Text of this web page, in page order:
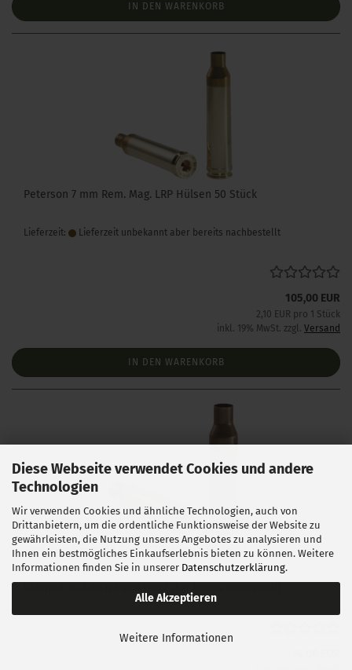
Diese Webseite verwendet Cookies und andere
Technologien
Wir verwenden Cookies und ähnliche Technologien, auch von
Drittanbietern, um die ordentliche Funktionsweise der Website zu
gewährleisten, die Nutzung unseres Angebotes zu analysieren und
Ihnen ein bestmögliches Einkaufserlebnis bieten zu können. Weitere
Informationen finden Sie in unserer Datenschutzerklärung.
Alle Akzeptieren
Weitere Informationen
IN DEN WARENKORB
Peterson 7 mm Rem. Mag. LRP Hülsen 50 Stück
Lieferzeit: Lieferzeit unbekannt aber bereits nachbestellt
105,00 EUR
2,10 EUR pro 1 Stück
inkl. 19% MwSt. zzgl. Versand
IN DEN WARENKORB
Peterson 7 mm-08 Rem. LRP Hülsen 50 Stück